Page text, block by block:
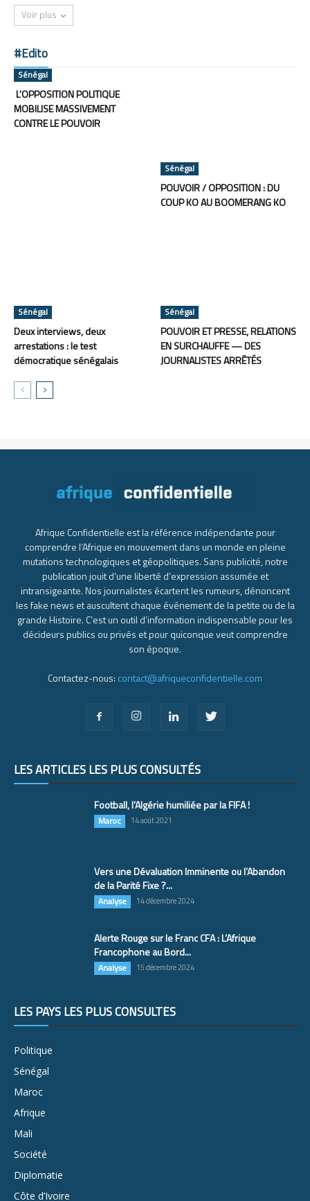
Voir plus
#Edito
Sénégal
L’OPPOSITION POLITIQUE
MOBILISE MASSIVEMENT
CONTRE LE POUVOIR
Sénégal
POUVOIR / OPPOSITION : DU
COUP KO AU BOOMERANG KO
Sénégal
Deux interviews, deux
arrestations : le test
démocratique sénégalais
Sénégal
POUVOIR ET PRESSE, RELATIONS
EN SURCHAUFFE — DES
JOURNALISTES ARRÊTÉS
Afrique Confidentielle est la référence indépendante pour
comprendre l’Afrique en mouvement dans un monde en pleine
mutations technologiques et géopolitiques. Sans publicité, notre
publication jouit d’une liberté d’expression assumée et
intransigeante. Nos journalistes écartent les rumeurs, dénoncent
les fake news et auscultent chaque événement de la petite ou de la
grande Histoire. C’est un outil d’information indispensable pour les
décideurs publics ou privés et pour quiconque veut comprendre
son époque.
Contactez-nous: contact@afriqueconfidentielle.com
LES ARTICLES LES PLUS CONSULTÉS
Football, l’Algérie humiliée par la FIFA !
Maroc 14 août 2021
Vers une Dévaluation Imminente ou l’Abandon
de la Parité Fixe ?...
Analyse 14 décembre 2024
Alerte Rouge sur le Franc CFA : L’Afrique
Francophone au Bord...
Analyse 15 décembre 2024
LES PAYS LES PLUS CONSULTÉS
Politique
Sénégal
Maroc
Afrique
Mali
Société
Diplomatie
Côte d’Ivoire